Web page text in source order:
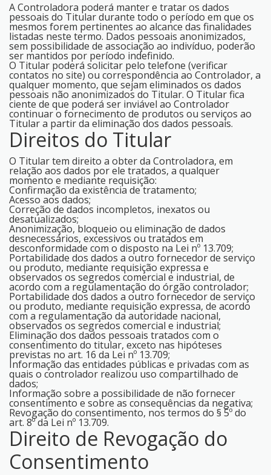
A Controladora poderá manter e tratar os dados
pessoais do Titular durante todo o período em que os
mesmos forem pertinentes ao alcance das finalidades
listadas neste termo. Dados pessoais anonimizados,
sem possibilidade de associação ao indivíduo, poderão
ser mantidos por período indefinido.
O Titular poderá solicitar pelo telefone (verificar
contatos no site) ou correspondência ao Controlador, a
qualquer momento, que sejam eliminados os dados
pessoais não anonimizados do Titular. O Titular fica
ciente de que poderá ser inviável ao Controlador
continuar o fornecimento de produtos ou serviços ao
Titular a partir da eliminação dos dados pessoais.
Direitos do Titular
O Titular tem direito a obter da Controladora, em
relação aos dados por ele tratados, a qualquer
momento e mediante requisição:
Confirmação da existência de tratamento;
Acesso aos dados;
Correção de dados incompletos, inexatos ou
desatualizados;
Anonimização, bloqueio ou eliminação de dados
desnecessários, excessivos ou tratados em
desconformidade com o disposto na Lei nº 13.709;
Portabilidade dos dados a outro fornecedor de serviço
ou produto, mediante requisição expressa e
observados os segredos comercial e industrial, de
acordo com a regulamentação do órgão controlador;
Portabilidade dos dados a outro fornecedor de serviço
ou produto, mediante requisição expressa, de acordo
com a regulamentação da autoridade nacional,
observados os segredos comercial e industrial;
Eliminação dos dados pessoais tratados com o
consentimento do titular, exceto nas hipóteses
previstas no art. 16 da Lei nº 13.709;
Informação das entidades públicas e privadas com as
quais o controlador realizou uso compartilhado de
dados;
Informação sobre a possibilidade de não fornecer
consentimento e sobre as consequências da negativa;
Revogação do consentimento, nos termos do § 5º do
art. 8º da Lei nº 13.709.
Direito de Revogação do
Consentimento